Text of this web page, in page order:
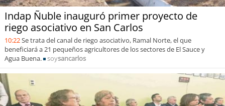
Indap Ñuble inauguró primer proyecto de
riego asociativo en San Carlos
10:22Se trata del canal de riego asociativo, Ramal Norte, el que
beneficiará a 21 pequeños agricultores de los sectores de El Sauce y
Agua Buena.
soysancarlos